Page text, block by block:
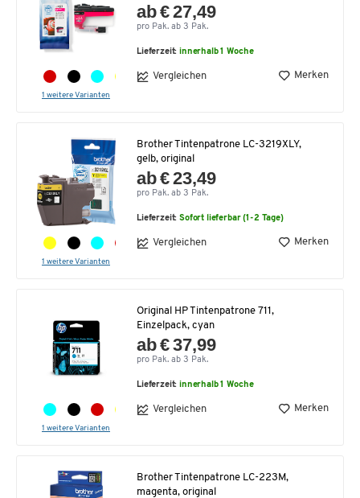
1 weitere Varianten
ab € 27,49
pro Pak. ab 3 Pak.
Lieferzeit:innerhalb 1 Woche
Vergleichen Merken
1 weitere Varianten
Brother Tintenpatrone LC-3219XLY,
gelb, original
ab € 23,49
pro Pak. ab 3 Pak.
Lieferzeit:Sofort lieferbar (1-2 Tage)
Vergleichen Merken
1 weitere Varianten
Original HP Tintenpatrone 711,
Einzelpack, cyan
ab € 37,99
pro Pak. ab 3 Pak.
Lieferzeit:innerhalb 1 Woche
Vergleichen Merken
Brother Tintenpatrone LC-223M,
magenta, original